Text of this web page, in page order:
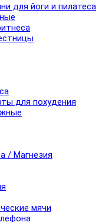
для йоги и пилатеса
для похудения
/ Магнезия
мячи